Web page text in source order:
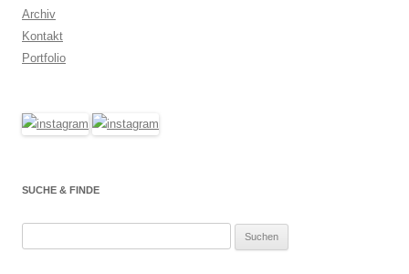
Archiv
Kontakt
Portfolio
SUCHE & FINDE